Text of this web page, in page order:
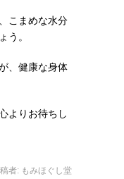
こまめな水分
う。
、健康な身体
よりお待ちし
者: もみほぐし堂